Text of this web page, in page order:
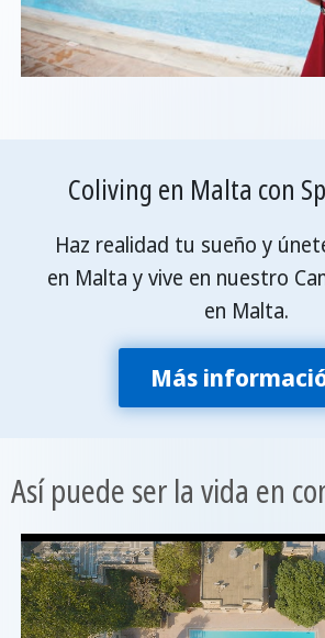
Coliving en Malta con
Haz realidad tu sueño y
en Malta y vive en nuestro
en Malta.
Más
Así puede ser la vida en